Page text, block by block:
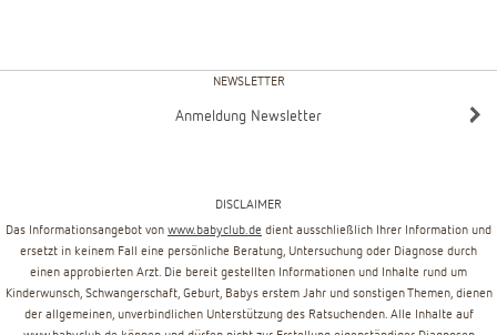
NEWSLETTER
Anmeldung Newsletter
DISCLAIMER
Das Informationsangebot von www.babyclub.de dient ausschließlich Ihrer Information und
ersetzt in keinem Fall eine persönliche Beratung, Untersuchung oder Diagnose durch
einen approbierten Arzt. Die bereit gestellten Informationen und Inhalte rund um
Kinderwunsch, Schwangerschaft, Geburt, Babys erstem Jahr und sonstigen Themen, dienen
der allgemeinen, unverbindlichen Unterstützung des Ratsuchenden. Alle Inhalte auf